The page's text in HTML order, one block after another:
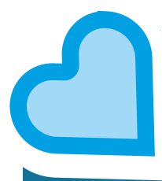
РАБОЧИЙ
ВАРГАНОВОЙ В
ЕПАРХИЮ:
ОСНОВНЫМИ